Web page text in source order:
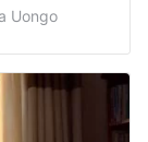
Uongo